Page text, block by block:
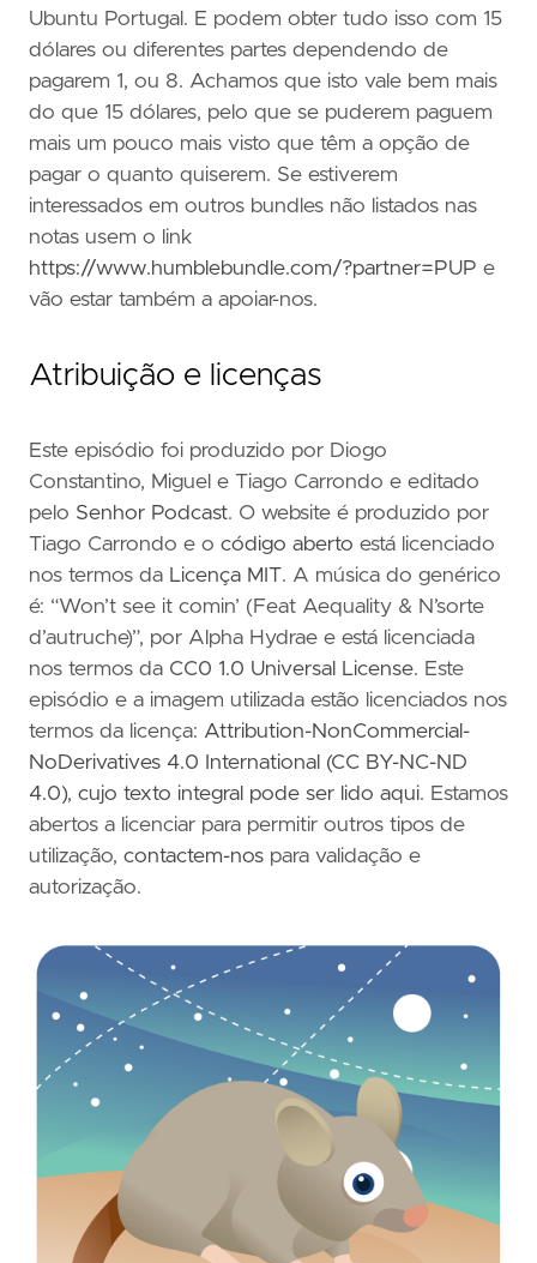
Ubuntu Portugal. E podem obter tudo isso com 15
dólares ou diferentes partes dependendo de
pagarem 1, ou 8. Achamos que isto vale bem mais
do que 15 dólares, pelo que se puderem paguem
mais um pouco mais visto que têm a opção de
pagar o quanto quiserem. Se estiverem
interessados em outros bundles não listados nas
notas usem o link
https://www.humblebundle.com/?partner=PUP e
vão estar também a apoiar-nos.
Atribuição e licenças
Este episódio foi produzido por Diogo
Constantino, Miguel e Tiago Carrondo e editado
pelo Senhor Podcast. O website é produzido por
Tiago Carrondo e o código aberto está licenciado
nos termos da Licença MIT. A música do genérico
é: “Won’t see it comin’ (Feat Aequality & N’sorte
d’autruche)”, por Alpha Hydrae e está licenciada
nos termos da CC0 1.0 Universal License. Este
episódio e a imagem utilizada estão licenciados nos
termos da licença: Attribution-NonCommercial-
NoDerivatives 4.0 International (CC BY-NC-ND
4.0), cujo texto integral pode ser lido aqui. Estamos
abertos a licenciar para permitir outros tipos de
utilização, contactem-nos para validação e
autorização.